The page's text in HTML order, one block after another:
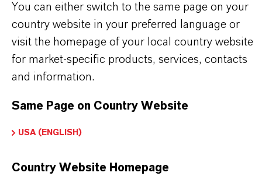
44-7
Als führendes Spezialchemieunternehmen bieten
stehen für Zuverlässigkeit, Innovationskraft und
You can either switch to the same page on your
country website in your preferred language or
visit the homepage of your local country website
for market-specific products, services, contacts
and information.
Same Page on Country Website
USA (ENGLISH)
Country Website Homepage